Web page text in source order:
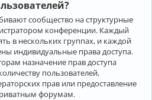
сообщество на структурные
конференции. Каждый
в нескольких группах, и каждой
индивидуальные права доступа.
назначение прав доступа
пользователей,
прав или предоставление
форумам.